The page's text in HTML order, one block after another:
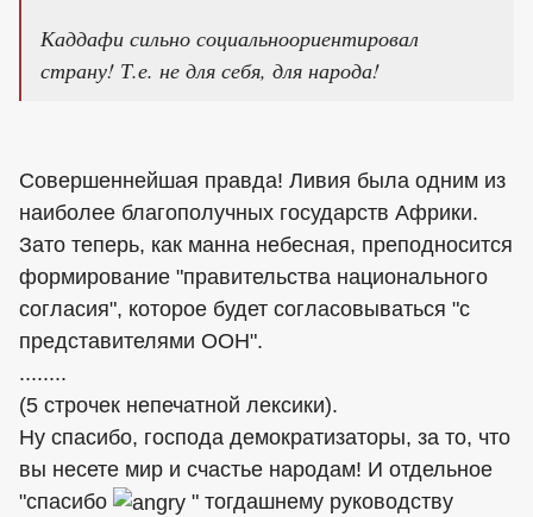
Каддафи сильно социальноориентировал
страну! Т.е. не для себя, для народа!
Совершеннейшая правда! Ливия была одним из
наиболее благополучных государств Африки.
Зато теперь, как манна небесная, преподносится
формирование "правительства национального
согласия", которое будет согласовываться "с
представителями ООН".
........
(5 строчек непечатной лексики).
Ну спасибо, господа демократизаторы, за то, что
вы несете мир и счастье народам! И отдельное
"спасибо
" тогдашнему руководству